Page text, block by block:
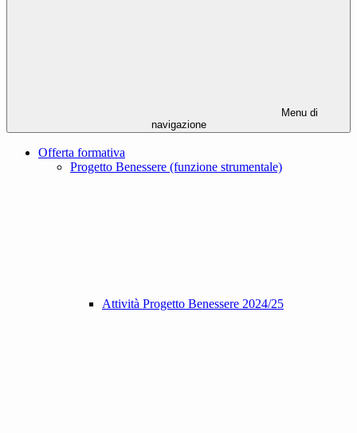
Menu di
navigazione
Offerta formativa
Progetto Benessere (funzione strumentale)
Attività Progetto Benessere 2024/25